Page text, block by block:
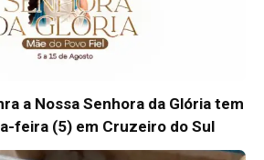
a Nossa Senhora da Glória tem
feira (5) em Cruzeiro do Sul